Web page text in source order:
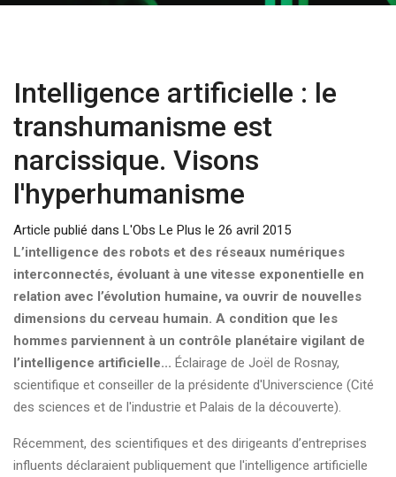
Intelligence artificielle : le
transhumanisme est
narcissique. Visons
l'hyperhumanisme
Article publié dans L'Obs Le Plus le 26 avril 2015
L’intelligence des robots et des réseaux numériques
interconnectés, évoluant à une vitesse exponentielle en
relation avec l’évolution humaine, va ouvrir de nouvelles
dimensions du cerveau humain. A condition que les
hommes parviennent à un contrôle planétaire vigilant de
l’intelligence artificielle... Éclairage de Joël de Rosnay,
scientifique et conseiller de la présidente d'Universcience (Cité
des sciences et de l'industrie et Palais de la découverte).
Récemment, des scientifiques et des dirigeants d’entreprises
influents déclaraient publiquement que l'intelligence artificielle